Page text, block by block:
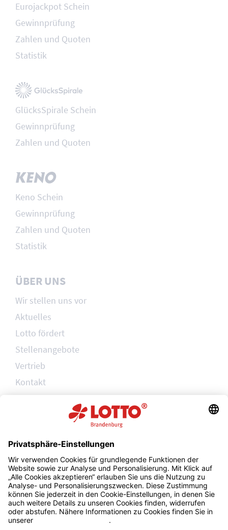
Eurojackpot Schein
Gewinnprüfung
Zahlen und Quoten
Statistik
GlücksSpirale Schein
Gewinnprüfung
Zahlen und Quoten
Keno Schein
Gewinnprüfung
Zahlen und Quoten
Statistik
ÜBER UNS
Wir stellen uns vor
Aktuelles
Lotto fördert
Stellenangebote
Vertrieb
Kontakt